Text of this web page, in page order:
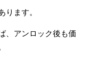
ります。
、アンロック後も価